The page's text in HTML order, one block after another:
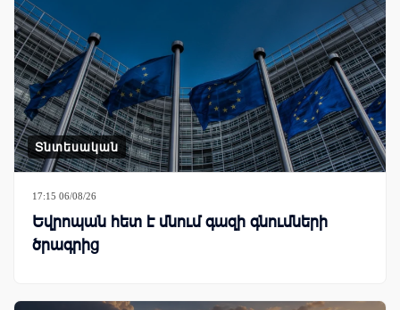
Տնտեսական
17:15 06/08/26
Եվրոպան հետ է մնում գազի գնումների
ծրագրից